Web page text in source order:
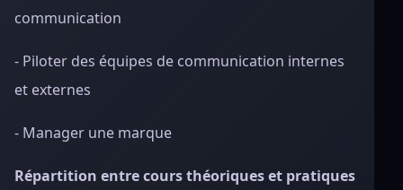
communication
- Piloter des équipes de communication internes
et externes
- Manager une marque
Répartition entre cours théoriques et pratiques